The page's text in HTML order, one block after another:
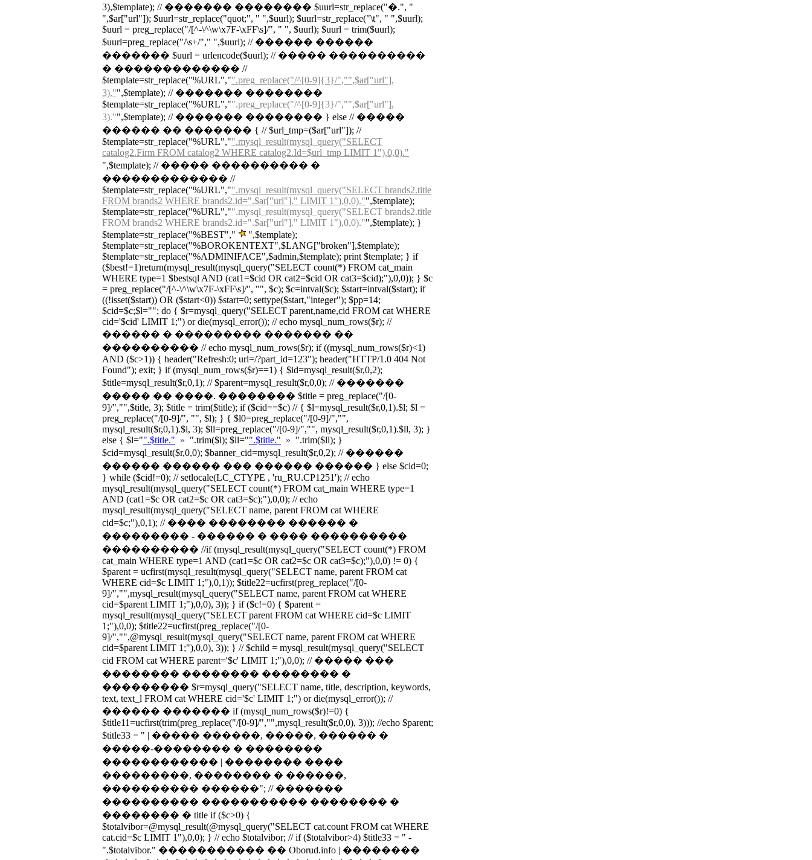
3),$template); // ������� �������� $uurl=str_replace("�.", "
",$ar["url"]); $uurl=str_replace("quot;", " ",$uurl); $uurl=str_replace("\t", " ",$uurl);
$uurl = preg_replace("/[^-\^\w\x7F-\xFF\s]/", " ", $uurl); $uurl = trim($uurl);
$uurl=preg_replace("/\s+/"," ",$uurl); // ������ ������
������� $uurl = urlencode($uurl); // ����� ����������
� ������������� //
$template=str_replace("%URL","".preg_replace("/^[0-9]{3}/","",$ar["url"],
3)."",$template); // ������� ��������
$template=str_replace("%URL","".preg_replace("/^[0-9]{3}/","",$ar["url"],
3)."",$template); // ������� �������� } else // �����
������ �� ������� { // $url_tmp=($ar["url"]); //
$template=str_replace("%URL","".mysql_result(mysql_query("SELECT
catalog2.Firm FROM catalog2 WHERE catalog2.Id=$url_tmp LIMIT 1"),0,0)."
",$template); // ����� ���������� �
������������� //
$template=str_replace("%URL","".mysql_result(mysql_query("SELECT brands2.title
FROM brands2 WHERE brands2.id=".$ar["url"]." LIMIT 1"),0,0)."",$template);
$template=str_replace("%URL","".mysql_result(mysql_query("SELECT brands2.title
FROM brands2 WHERE brands2.id=".$ar["url"]." LIMIT 1"),0,0)."",$template); }
$template=str_replace("%BEST","
",$template);
$template=str_replace("%BOROKENTEXT",$LANG["broken"],$template);
$template=str_replace("%ADMINIFACE",$admin,$template); print $template; } if
($best!=1)return(mysql_result(mysql_query("SELECT count(*) FROM cat_main
WHERE type=1 $bestsql AND (cat1=$cid OR cat2=$cid OR cat3=$cid);"),0,0)); } $c
= preg_replace("/[^-\^\w\x7F-\xFF\s]/", "", $c); $c=intval($c); $start=intval($start); if
((!isset($start)) OR ($start<0)) $start=0; settype($start,"integer"); $pp=14;
$cid=$c;$l=""; do { $r=mysql_query("SELECT parent,name,cid FROM cat WHERE
cid='$cid' LIMIT 1;") or die(mysql_error()); // echo mysql_num_rows($r); //
������ � ��������� ������� ��
���������� // echo mysql_num_rows($r); if ((mysql_num_rows($r)<1)
AND ($c>1)) { header("Refresh:0; url=/?part_id=123"); header("HTTP/1.0 404 Not
Found"); exit; } if (mysql_num_rows($r)==1) { $id=mysql_result($r,0,2);
$title=mysql_result($r,0,1); // $parent=mysql_result($r,0,0); // �������
����� �� ����. �������� $title = preg_replace("/[0-
9]/","",$title, 3); $title = trim($title); if ($cid==$c) // { $l=mysql_result($r,0,1).$l; $l =
preg_replace("/[0-9]/", "", $l); } { $l0=preg_replace("/[0-9]/","",
mysql_result($r,0,1).$l, 3); $ll=preg_replace("/[0-9]/","", mysql_result($r,0,1).$ll, 3); }
else { $l="".$title." » ".trim($l); $ll="".$title." » ".trim($ll); }
$cid=mysql_result($r,0,0); $banner_cid=mysql_result($r,0,2); // ������
������ ������ ��� ������ ������ } else $cid=0;
} while ($cid!=0); // setlocale(LC_CTYPE , 'ru_RU.CP1251'); // echo
mysql_result(mysql_query("SELECT count(*) FROM cat_main WHERE type=1
AND (cat1=$c OR cat2=$c OR cat3=$c);"),0,0); // echo
mysql_result(mysql_query("SELECT name, parent FROM cat WHERE
cid=$c;"),0,1); // ���� �������� ������ �
��������� - ������ � ���� ����������
���������� //if (mysql_result(mysql_query("SELECT count(*) FROM
cat_main WHERE type=1 AND (cat1=$c OR cat2=$c OR cat3=$c);"),0,0) != 0) {
$parent = ucfirst(mysql_result(mysql_query("SELECT name, parent FROM cat
WHERE cid=$c LIMIT 1;"),0,1)); $title22=ucfirst(preg_replace("/[0-
9]/","",mysql_result(mysql_query("SELECT name, parent FROM cat WHERE
cid=$parent LIMIT 1;"),0,0), 3)); } if ($c!=0) { $parent =
mysql_result(mysql_query("SELECT parent FROM cat WHERE cid=$c LIMIT
1;"),0,0); $title22=ucfirst(preg_replace("/[0-
9]/","",@mysql_result(mysql_query("SELECT name, parent FROM cat WHERE
cid=$parent LIMIT 1;"),0,0), 3)); } // $child = mysql_result(mysql_query("SELECT
cid FROM cat WHERE parent='$c' LIMIT 1;"),0,0); // ����� ���
�������� �������� �������� �
��������� $r=mysql_query("SELECT name, title, description, keywords,
text, text_l FROM cat WHERE cid='$c' LIMIT 1;") or die(mysql_error()); //
������ ������� if (mysql_num_rows($r)!=0) {
$title11=ucfirst(trim(preg_replace("/[0-9]/","",mysql_result($r,0,0), 3))); //echo $parent;
$title33 = " | ����� ������, �����, ������ �
�����-�������� � ��������
������������ | �������� ����
���������, �������� � ������,
���������� ������"; // �������
���������� ����������� �������� �
�������� � title if ($c>0) {
$totalvibor=@mysql_result(@mysql_query("SELECT cat.count FROM cat WHERE
cat.cid=$c LIMIT 1"),0,0); } // echo $totalvibor; // if ($totalvibor>4) $title33 = " -
".$totalvibor." ����������� �� Oborud.info | ��������